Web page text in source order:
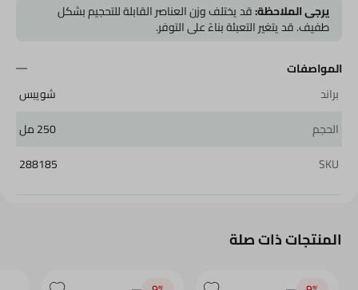
يرجى الملاحظة:قد يختلف وزن العناصر القابلة للتحجيم بشكل
طفيف. قد يتغير التعبئة بناءً على التوفر.
المواصفات
براند
شويبس
الحجم
250 مل
SKU
288185
المنتجات ذات صلة